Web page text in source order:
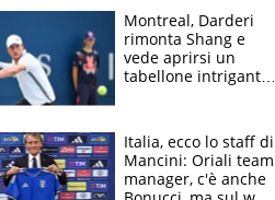
Monopoly
Montreal, Darderi
rimonta Shang e
vede aprirsi un
tabellone intrigante:
felice del mio livello"
Italia, ecco lo staff di
Mancini: Oriali team
manager, c'è anche